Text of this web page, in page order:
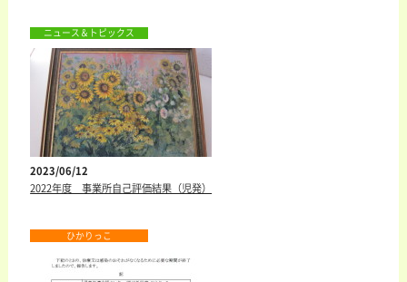
ニュース＆トピックス
2023/06/12
2022年度 事業所自己評価結果（児発）
ひかりっこ